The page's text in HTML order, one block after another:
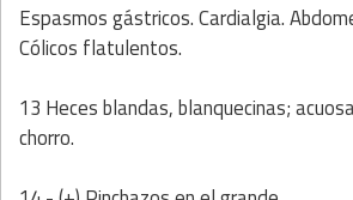
Espasmos gástricos. Cardialgia.
Cólicos flatulentos.
13 Heces blandas, blanquecinas;
chorro.